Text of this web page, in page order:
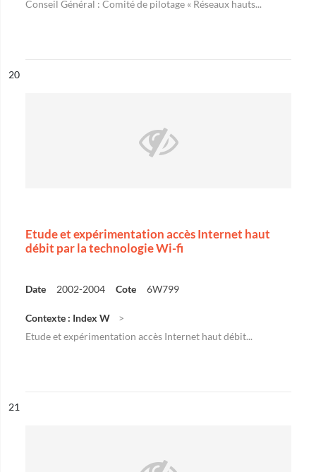
Conseil Général : Comité de pilotage « Réseaux hauts...
n°
20
Etude et expérimentation accès Internet haut
débit par la technologie Wi-fi
Date 2002-2004 Cote 6W799
Contexte : Index W
Etude et expérimentation accès Internet haut débit...
n°
21